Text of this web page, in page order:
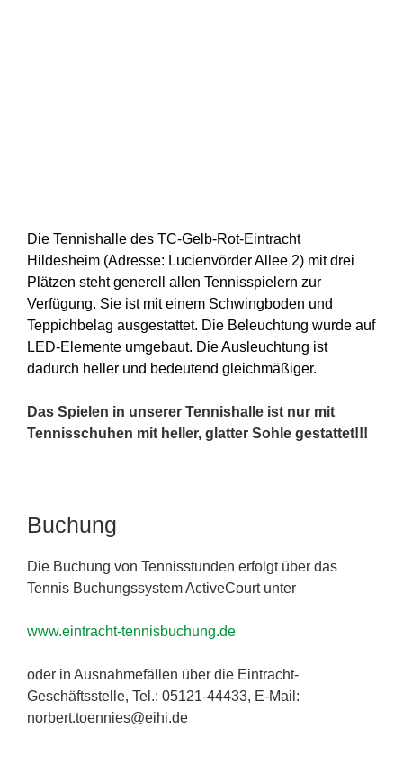
Die Tennishalle des TC-Gelb-Rot-Eintracht
Hildesheim (Adresse: Lucienvörder Allee 2) mit drei
Plätzen steht generell allen Tennisspielern zur
Verfügung. Sie ist mit einem Schwingboden und
Teppichbelag ausgestattet. Die Beleuchtung wurde auf
LED-Elemente umgebaut. Die Ausleuchtung ist
dadurch heller und bedeutend gleichmäßiger.
Das Spielen in unserer Tennishalle ist nur mit
Tennisschuhen mit heller, glatter Sohle gestattet!!!
Buchung
Die Buchung von Tennisstunden erfolgt über das
Tennis Buchungssystem ActiveCourt unter
www.eintracht-tennisbuchung.de
oder in Ausnahmefällen über die Eintracht-
Geschäftsstelle, Tel.: 05121-44433, E-Mail:
norbert.toennies@eihi.de